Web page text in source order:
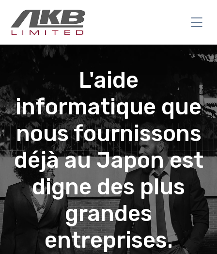
L'aide
informatique que
nous fournissons
déjà au Japon est
digne des plus
grandes
entreprises.